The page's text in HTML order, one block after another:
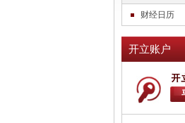
财经日历
开立账户